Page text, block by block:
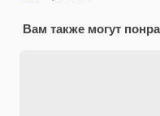
Вам также могут